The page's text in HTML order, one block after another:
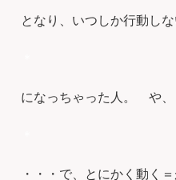
となり、いつしか行動しな
になっちゃった人。 や、
・・・で、とにかく動く